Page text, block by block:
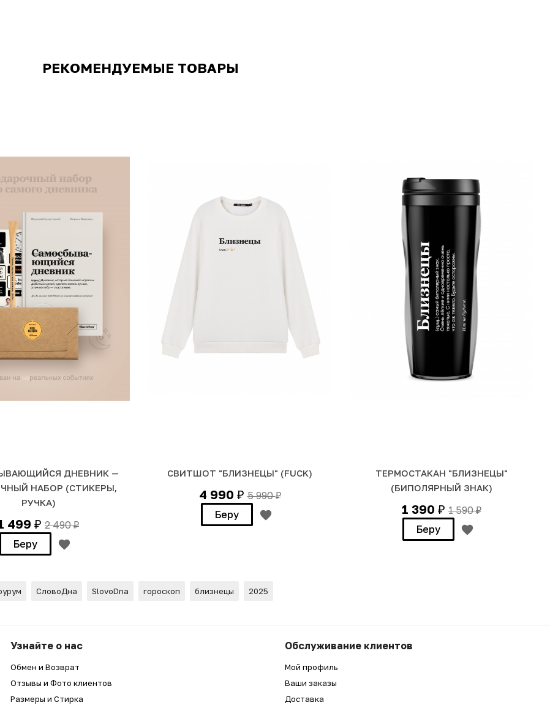
РЕКОМЕНДУЕМЫЕ ТОВАРЫ
ДНЕВНИК —
НАБОР (СТИКЕРЫ,
РУЧКА)
499 ₽ 2 490₽
Беру
СВИТШОТ "БЛИЗНЕЦЫ" (FUCK)
4 990 ₽ 5 990₽
Беру
ТЕРМОСТАКАН "БЛИЗНЕЦЫ"
(БИПОЛЯРНЫЙ ЗНАК)
1 390 ₽ 1 590₽
Беру
СловоДна SlovoDna гороскоп близнецы 2025
Узнайте о нас
Обмен и Возврат
Отзывы и Фото клиентов
Размеры и Стирка
Обслуживание клиентов
Мой профиль
Ваши заказы
Доставка